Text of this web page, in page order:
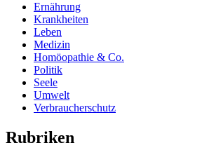
Ernährung
Krankheiten
Leben
Medizin
Homöopathie & Co.
Politik
Seele
Umwelt
Verbraucherschutz
Rubriken